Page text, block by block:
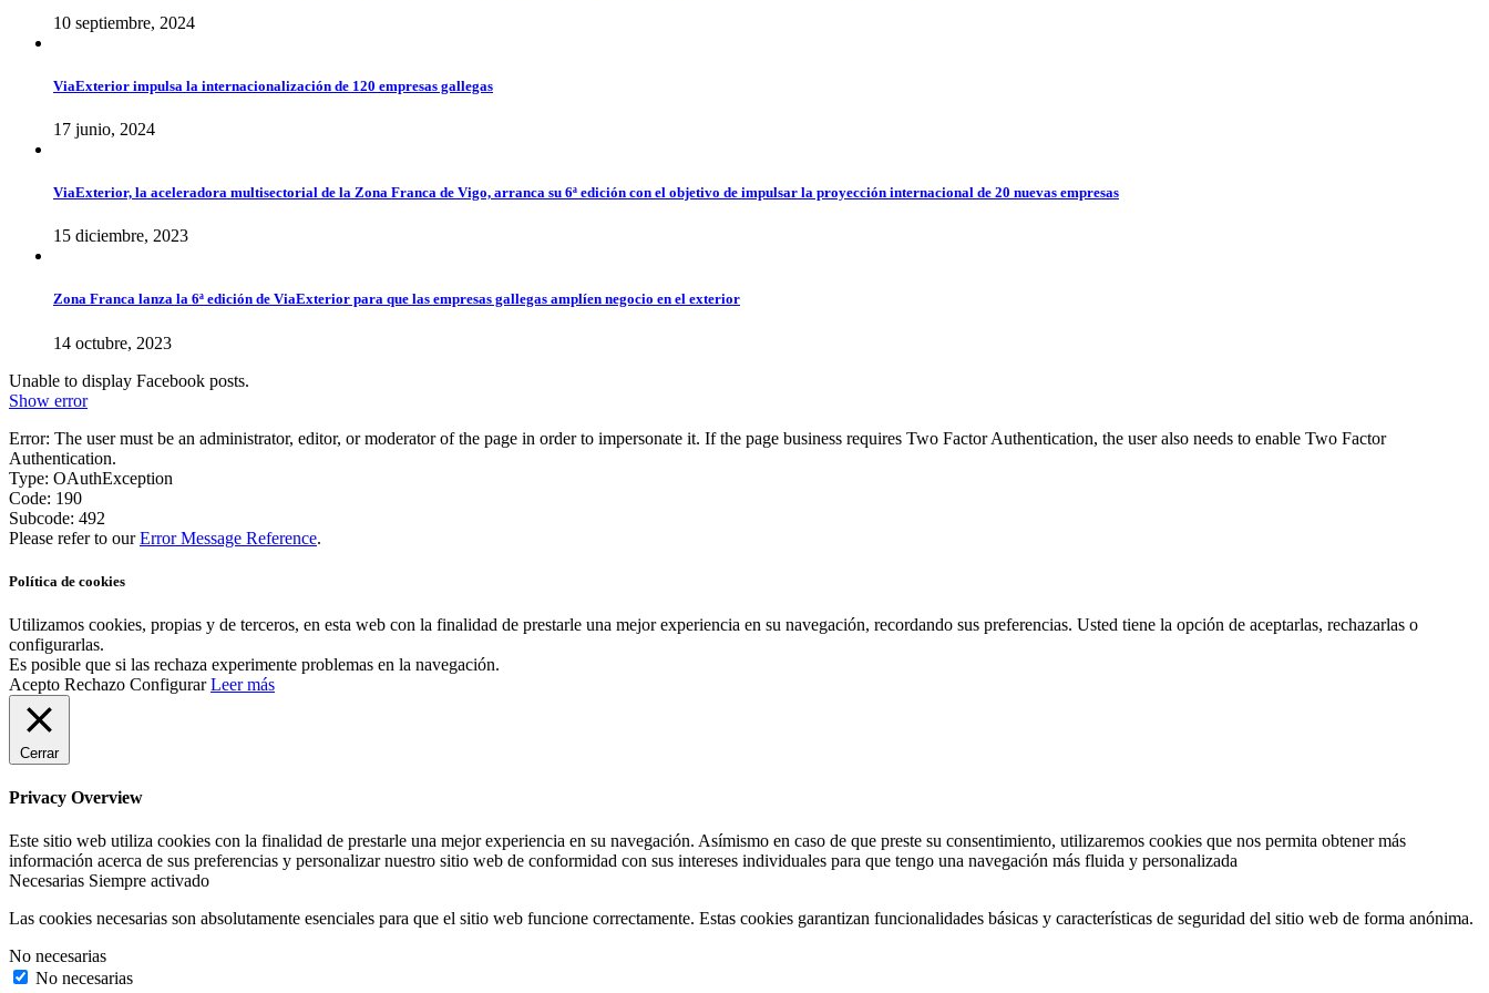
10 septiembre, 2024
ViaExterior impulsa la internacionalización de 120 empresas gallegas
17 junio, 2024
ViaExterior, la aceleradora multisectorial de la Zona Franca de Vigo, arranca su 6ª edición con el objetivo de impulsar la proyección internacional de 20 nuevas empresas
15 diciembre, 2023
Zona Franca lanza la 6ª edición de ViaExterior para que las empresas gallegas amplíen negocio en el exterior
14 octubre, 2023
Unable to display Facebook posts.
Show error
Error: The user must be an administrator, editor, or moderator of the page in order to impersonate it. If the page business requires Two Factor Authentication, the user also needs to enable Two Factor
Authentication.
Type: OAuthException
Code: 190
Subcode: 492
Please refer to ourError Message Reference.
Política de cookies
Utilizamos cookies, propias y de terceros, en esta web con la finalidad de prestarle una mejor experiencia en su navegación, recordando sus preferencias. Usted tiene la opción de aceptarlas, rechazarlas o
configurarlas.
Es posible que si las rechaza experimente problemas en la navegación.
Acepto Rechazo Configurar Leer más
Cerrar
Privacy Overview
Este sitio web utiliza cookies con la finalidad de prestarle una mejor experiencia en su navegación. Asímismo en caso de que preste su consentimiento, utilizaremos cookies que nos permita obtener más
información acerca de sus preferencias y personalizar nuestro sitio web de conformidad con sus intereses individuales para que tengo una navegación más fluida y personalizada
Necesarias Siempre activado
Las cookies necesarias son absolutamente esenciales para que el sitio web funcione correctamente. Estas cookies garantizan funcionalidades básicas y características de seguridad del sitio web de forma anónima.
No necesarias
No necesarias